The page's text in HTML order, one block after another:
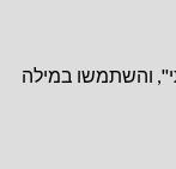
והשתמשו במילה